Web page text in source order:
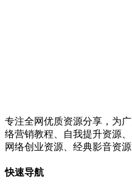
专注全网优质资源分享，为
络营销教程、自我提升资源
网络创业资源、经典影音资源
快速导航